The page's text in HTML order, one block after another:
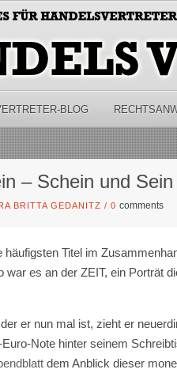
BLOG
– Schein und Sein
BRITTA GEDANITZ /0comments
Titel im
es an der ZEIT, ein Porträt
er nun mal ist, zieht er
Note hinter seinem
dem Anblick dieser